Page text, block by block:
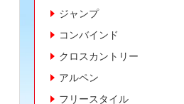
ジャンプ
コンバインド
クロスカントリー
アルペン
フリースタイル